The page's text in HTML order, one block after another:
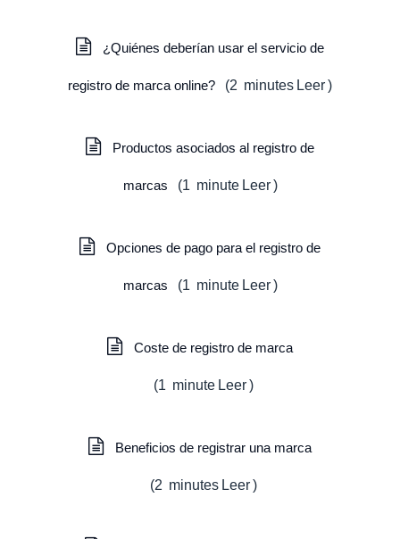
¿Quiénes deberían usar el servicio de
registro de marca online? (2 minutes Leer)
Productos asociados al registro de
marcas (1 minute Leer )
Opciones de pago para el registro de
marcas (1 minute Leer )
Coste de registro de marca
(1 minute Leer )
Beneficios de registrar una marca
(2 minutes Leer )